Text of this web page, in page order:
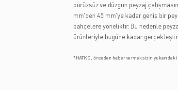
pürüzsüz ve düzgün peyzaj
mm'den 45 mm'ye kadar geniş bir
bahçelere yöneliktir. Bu nedenle
ürünleriyle bugüne kadar
*HATKO, önceden haber vermeksizin